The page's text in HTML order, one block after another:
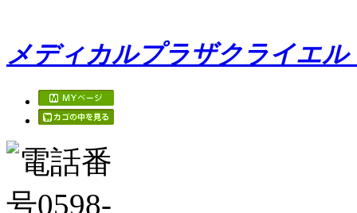
メディカルプラザクライエ